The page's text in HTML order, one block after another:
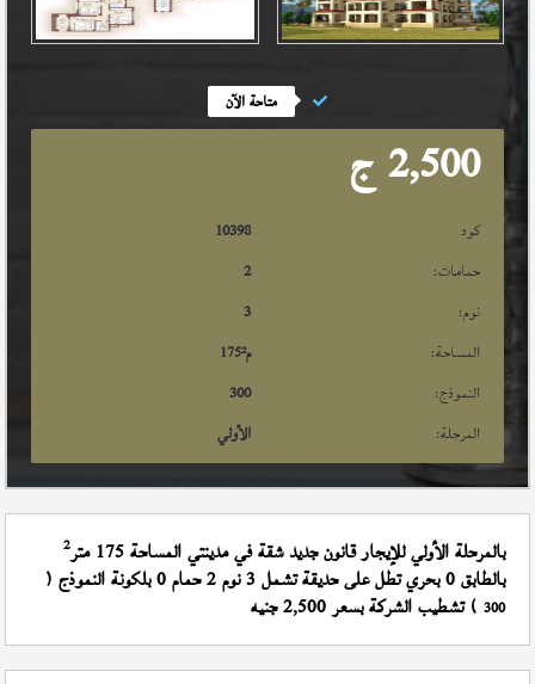
متاحة الآن
2,500 ج
كود
10398
حمامات:
2
نوم:
3
المساحة:
175م²
النموذج:
300
المرحلة:
الأولي
بالمرحلة الأولي للإيجار قانون جديد شقة في مدينتي المساحة 175 متر 2
بالطابق 0 بحري تطل على حديقة تشمل 3 نوم 2 حمام 0 بلكونة النموذج (
300 ) تشطيب الشركة بسعر 2,500 جنيه